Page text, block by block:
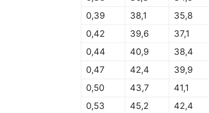
0,39
38,1 35,8
0,42
39,6 37,1
0,44
40,9 38,4
0,47
42,4 39,9
0,50
43,7 41,1
0,53
45,2 42,4